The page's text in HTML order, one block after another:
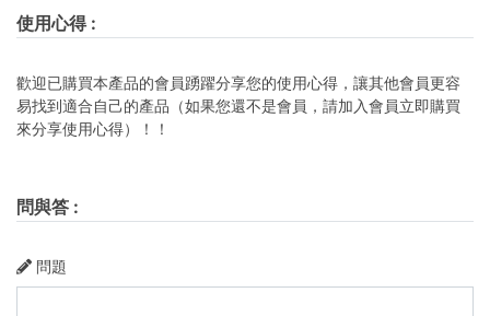
使用心得:
歡迎已購買本產品的會員踴躍分享您的使用心得，讓其他會員更容
易找到適合自己的產品（如果您還不是會員，請加入會員立即購買
來分享使用心得）！！
問與答 :
問題